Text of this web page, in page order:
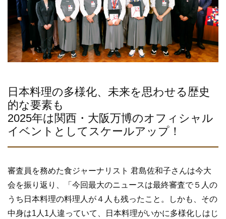
日本料理の多様化、未来を思わせる歴史
的な要素も
2025年は関西・大阪万博のオフィシャル
イベントとしてスケールアップ！
審査員を務めた食ジャーナリスト 君島佐和子さんは今大
会を振り返り、「今回最大のニュースは最終審査で５人の
うち日本料理の料理人が４人も残ったこと。しかも、その
中身は1人1人違っていて、日本料理がいかに多様化しはじ